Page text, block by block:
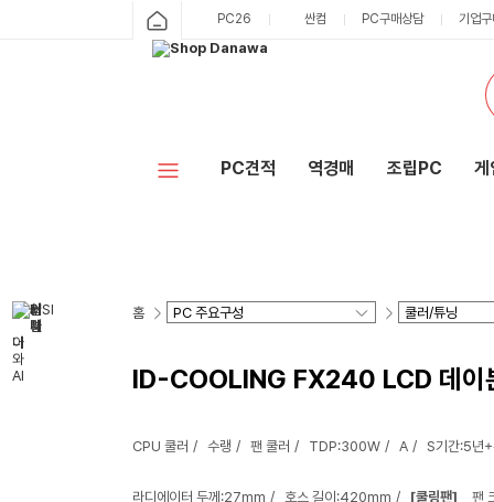
PC26 싼컴 PC구매상담 기업
PC견적 역경매 조립PC 게
홈
ID-COOLING FX240 LCD 데이
CPU 쿨러 수랭 팬 쿨러 TDP:300W A S기간:5년
라디에이터 두께:27mm 호스 길이:420mm [쿨링팬] 팬